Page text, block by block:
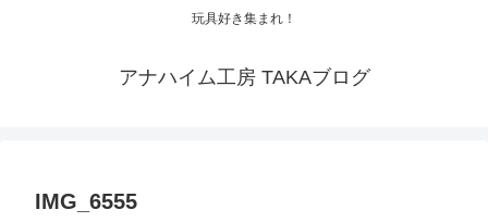
玩具好き集まれ！
アナハイム工房 TAKAブログ
IMG_6555